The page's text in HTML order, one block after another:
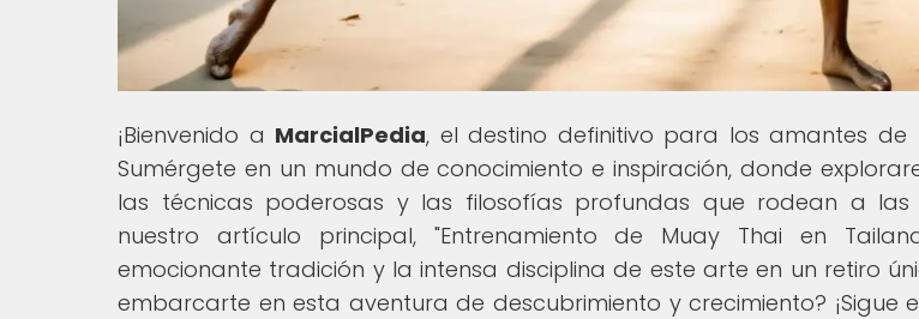
¡Bienvenido a MarcialPedia, el destino definitivo para los amantes de
Sumérgete en un mundo de conocimiento e inspiración, donde
las técnicas poderosas y las filosofías profundas que rodean a las
nuestro artículo principal, "Entrenamiento de Muay Thai en
emocionante tradición y la intensa disciplina de este arte en un retiro
embarcarte en esta aventura de descubrimiento y crecimiento? ¡Sigue